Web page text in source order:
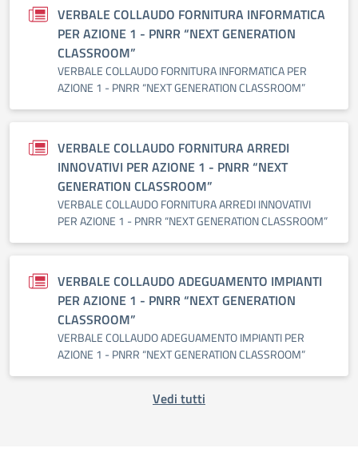
VERBALE COLLAUDO FORNITURA INFORMATICA
PER AZIONE 1 - PNRR “NEXT GENERATION
CLASSROOM”
VERBALE COLLAUDO FORNITURA INFORMATICA PER
AZIONE 1 - PNRR “NEXT GENERATION CLASSROOM”
VERBALE COLLAUDO FORNITURA ARREDI
INNOVATIVI PER AZIONE 1 - PNRR “NEXT
GENERATION CLASSROOM”
VERBALE COLLAUDO FORNITURA ARREDI INNOVATIVI
PER AZIONE 1 - PNRR “NEXT GENERATION CLASSROOM”
VERBALE COLLAUDO ADEGUAMENTO IMPIANTI
PER AZIONE 1 - PNRR “NEXT GENERATION
CLASSROOM”
VERBALE COLLAUDO ADEGUAMENTO IMPIANTI PER
AZIONE 1 - PNRR “NEXT GENERATION CLASSROOM”
Vedi tutti